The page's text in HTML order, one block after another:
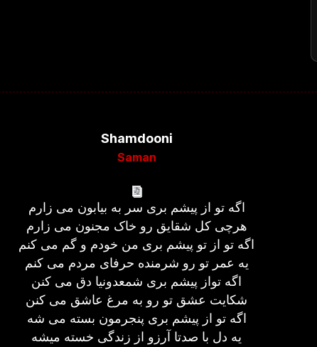
Shamdooni
Saman
اگه تو از پیشم بری سر به بیابون می زارم
هرچی کل شقایق رو خاک مجنون می زارم
اگه تو از تو پیشم بری من خودم و گم می کنم
یه عمر تو رو شرمنده حرفای مردم می کنم
اگه تواز پیشم بری شمعدونیا دق می کنن
شکایت عشق تو رو به مرغ عاشق می کنن
اگه تو از پیشم بری پنجرمون بسته می شه
یه دل با صدتا آرزو از زندگی خسته میشه